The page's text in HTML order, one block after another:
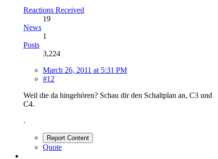
Reactions Received
19
News
1
Posts
3,224
March 26, 2011 at 5:31 PM
#12
Weil die da hingehören? Schau dir den Schaltplan an, C3 und
C4.
.
Report Content
Quote